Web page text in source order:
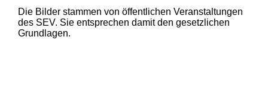
1 2
Die Bilder stammen von öffentlichen Veranstaltungen
des SEV. Sie entsprechen damit den gesetzlichen
Grundlagen.